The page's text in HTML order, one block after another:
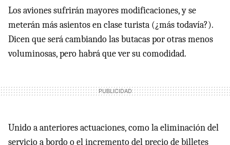
Los aviones sufrirán mayores modificaciones, y se
meterán más asientos en clase turista (¿más todavía?).
Dicen que será cambiando las butacas por otras menos
voluminosas, pero habrá que ver su comodidad.
Unido a anteriores actuaciones, como la eliminación del
servicio a bordo o el incremento del precio de billetes